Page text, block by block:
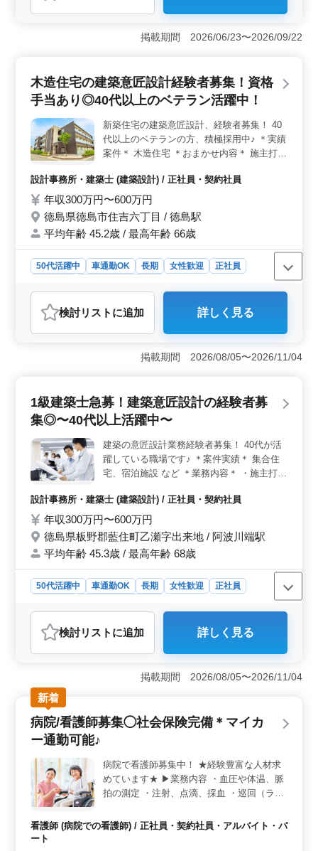
＜やりがいのあるお仕事＞ 患者様の明るい未来を支え
る訪問介護業務です。食事介助や排泄介助から生活援
助、健康管理まで幅広い業務を通じて、患者様の生活を
護経験に応じた魅力的な給与体系が整っています。また
女性や50代・60代の方も歓迎され、経験やスキルを存分
＞ 地域貢献にも力を入れた介護業務であり、地域の
方々の健康や生活の向上に貢献することができます。患
者様との信頼関係を築きながら、地域社会に必要不可欠
掲載期間 2026/06/23〜2026/09/22
木造住宅の建築意匠設計経験者募集！資格
手当あり◎40代以上のベテラン活躍中！
新築住宅の建築意匠設計、経験者募集！ 40
代以上のベテランの方、積極採用中♪ ＊実績
案件＊ 木造住宅 ＊おまかせ内容＊ 施主打ち
計、実施設計、積算 確認申請、各種書類作
成、施工会社選定、設計監理 等 CAD操作あ
り ☆交通費支給 ☆車通勤可 ☆資格手当あり
皆様のご応募、お待ちしております！
設計事務所・建築士 (建築設計) / 正社員・契約社員
年収300万円〜600万円
徳島県徳島市住吉六丁目 / 徳島駅
平均年齢 45.2歳 / 最高年齢 66歳
50代活躍中 車通勤OK 長期 女性歓迎
正社員
おすすめポイント
＜好条件＞ この求人は、木造住宅の建築意匠設計経験
者を募集しており、40代以上のベテランも積極的に歓迎
資格手当も支給されるため、経験と能力をしっかり評価
操作まで、幅広い業務に携わることができます。また、
木造住宅の設計経験を活かし、クオリティの高い住宅を
創り上げることができます。 ＜企業情報＞ 企業は
徳島県徳島市に位置し、建築設計業務を主な事業内容と
しています。従業員数は5人で、男性8：女性2の比率で構
成されています。また、平均年齢は45.2歳であり、経験
豊富なスタッフが多く活躍しています。
検討リスト に追加 詳しく見る
掲載期間 2026/08/05〜2026/11/04
1級建築士急募！建築意匠設計の経験者募
集◎〜40代以上活躍中〜
建築の意匠設計業務経験者募集！ 40代が活
躍している職場です♪ ＊案件実績＊ 集合住
宅、宿泊施設 など ＊業務内容＊ ・施主打ち
計、実施設計、積算 ・確認申請、各種書類
作成、施工会社選定、設計監理 等 ・CAD操
作あり 資格手当あり◯ 交通費支給◯ 車通勤
可◯（無料駐車場完備） 皆様のご応募、お
待ちしております！
設計事務所・建築士 (建築設計) / 正社員・契約社員
年収300万円〜600万円
徳島県板野郡藍住町乙瀬字出来地 / 阿波川端駅
平均年齢 45.3歳 / 最高年齢 68歳
50代活躍中 車通勤OK 長期 女性歓迎
正社員
おすすめポイント
＜急募！1級建築士＞ 建築意匠設計の経験者を1級建築
士として積極的に募集しています。40代以上の方も多数
る環境です。建築設計のプロとしてのキャリアを更に発
展させたい方、是非ご応募ください。 ＜業務内容
＞ 当社では、集合住宅や宿泊施設など、幅広い案件を
手がけています。あなたには、施主との打ち合わせから
CAD操作まで、建築意匠設計業務全般を担当していただ
きます。クオリティの高い建築物を創り上げ、地域社会
に貢献する仕事に挑戦しませんか？ ＜福利厚生＞
当社では、資格手当や交通費支給のほか、車通勤も可能
で無料駐車場も完備しています。また、年間休日120日
と、十分な休暇も確保されています。ワークライフバラ
ける環境を整えています。
検討リスト に追加 詳しく見る
掲載期間 2026/08/05〜2026/11/04
新着
病院/看護師募集◯社会保険完備＊マイカ
ー通勤可能♪
病院で看護師募集中！ ★経験豊富な人材求
めています★ ▶業務内容 ・血圧や体温、脈
拍の測定 ・注射、点滴、採血 ・巡回（ラウ
尿検査 ・入院患者の体位交換 ・ガーゼ交換
看護師 (病院での看護師) / 正社員・契約社員・アルバイト・パ
ート